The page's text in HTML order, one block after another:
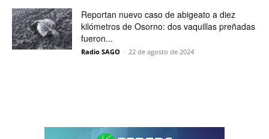
Reportan nuevo caso de abigeato a diez
kilómetros de Osorno: dos vaquillas preñadas
fueron...
Radio SAGO - 22 de agosto de 2024